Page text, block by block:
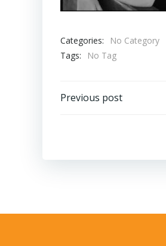
Categories:
No Category
Tags:
No Tag
Post
Previous post